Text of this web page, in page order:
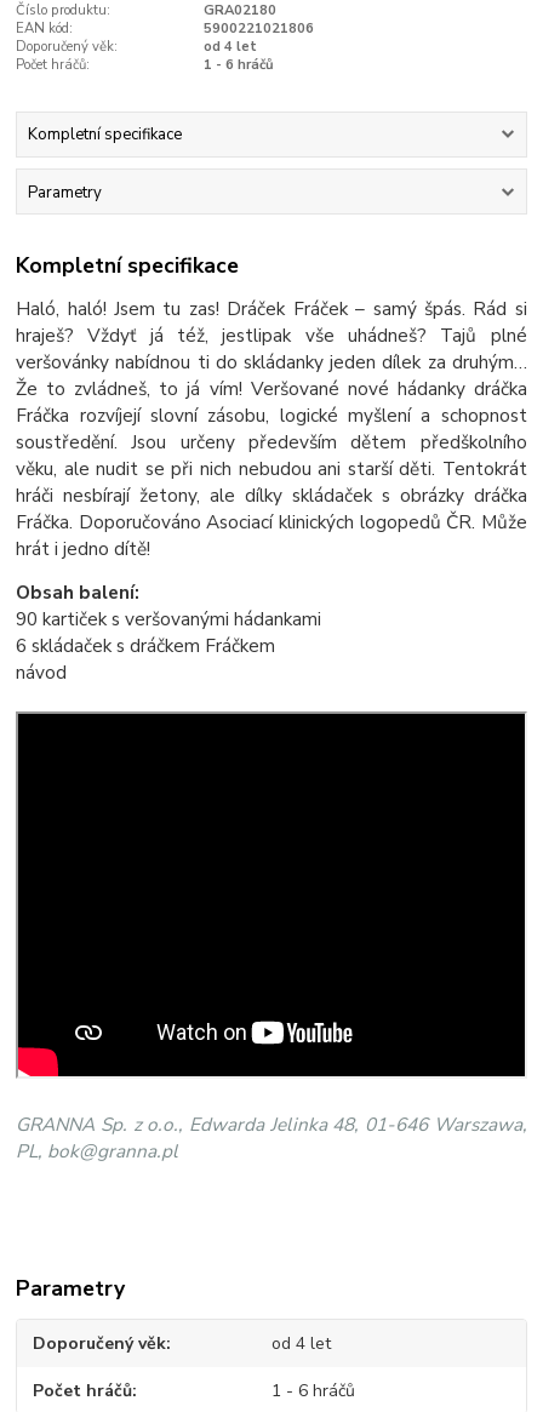
Číslo produktu:
GRA02180
EAN kód:
5900221021806
Doporučený věk:
od 4 let
Počet hráčů:
1 - 6 hráčů
Kompletní specifikace
Parametry
Kompletní specifikace
Haló, haló! Jsem tu zas! Dráček Fráček – samý špás. Rád si
hraješ? Vždyť já též, jestlipak vše uhádneš? Tajů plné
veršovánky nabídnou ti do skládanky jeden dílek za druhým…
Že to zvládneš, to já vím! Veršované nové hádanky dráčka
Fráčka rozvíjejí slovní zásobu, logické myšlení a schopnost
soustředění. Jsou určeny především dětem předškolního
věku, ale nudit se při nich nebudou ani starší děti. Tentokrát
hráči nesbírají žetony, ale dílky skládaček s obrázky dráčka
Fráčka. Doporučováno Asociací klinických logopedů ČR. Může
hrát i jedno dítě!
Obsah balení:
90 kartiček s veršovanými hádankami
6 skládaček s dráčkem Fráčkem
návod
GRANNA Sp. z o.o., Edwarda Jelinka 48, 01-646 Warszawa,
PL, bok@granna.pl
Parametry
Doporučený věk od 4 let
Počet hráčů 1 - 6 hráčů